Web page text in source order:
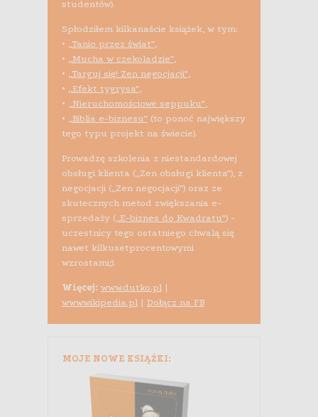
studentów).
Spłodziłem kilkanaście książek, w tym:
•
„Tanio przez świat”,
•
„Mucha w czekoladzie”,
•
„Targuj się! Zen negocjacji”,
•
„Efekt tygrysa”,
•
„Nieruchomościowe seppuku”,
•
„Biblia e-biznesu”(to ponoć największy
tego typu projekt na świecie).
Prowadzę szkolenia z niestandardowej
obsługi klienta („Zen obsługi klienta”), z
negocjacji („Zen negocjacji”) oraz ze
skutecznych metod zwiększania e-
sprzedaży („E-biznes do Kwadratu”) -
uczestnicy tego ostatniego chwalą się
nawet kilkusetprocentowymi
wzrostami;).
Więcej: www.dutko.pl |
www.wikipedia.pl | Dołącz na FB
MOJE NOWE KSIĄŻKI: